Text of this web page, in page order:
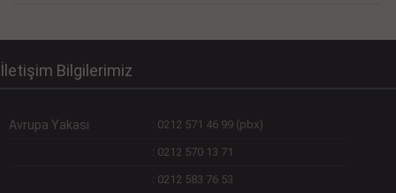
İletişim Bilgilerimiz
Avrupa Yakası : 0212 571 46 99 (pbx)
: 0212 570 13 71
: 0212 583 76 53
Devamını Gör